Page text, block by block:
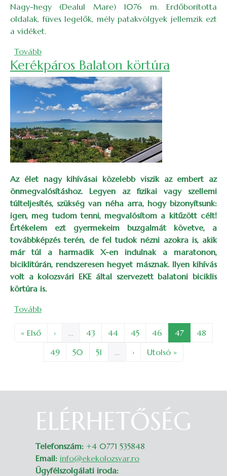
Nagy-hegy (Dealul Mare) 1076 m. Erdőborította
oldalak, füves legelők, mély patakvölgyek jellemzik ezt
a vidéket.
Tovább(Ady Endre emléktúra Csucsán tintahalgombával)
Kerékpáros Balaton körtúra
Az élet nagy kihívásai közelebb viszik az embert az
önmegvalósításhoz. Legyen az fizikai vagy szellemi
túlteljesítés, szükség van néha arra, hogy bizonyítsunk:
igen, meg tudom tenni, megvalósítom a kitűzött célt!
Értékelem ezt gyermekeim buzgalmát követve, a
továbbképzés terén, de fel tudok nézni azokra is, akik
már túl a harmadik X-en indulnak a maratonon,
biciklitúrán, rendszeresen hegyet másznak. Ilyen kihívás
volt a kolozsvári EKE által szervezett balatoni biciklis
körtúra is.
Tovább(Kerékpáros Balaton körtúra)
Első oldal
« Első Előző oldal
‹ … Oldal
43 Oldal
44 Oldal
45 Oldal
46 Oldal
47 Oldal
48
Oldal
49 Oldal
50 Oldal
51 … Következő oldal
› Utolsó oldal
Utolsó »
ELÉRHETŐSÉG
Telefonszám: +4 0771 535848
Email: info@ekekolozsvar.ro
Ügyfélszolgálati iroda: